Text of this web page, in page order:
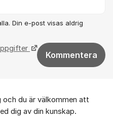
Din e-post visas aldrig
Kommentera
du är välkommen att
dig av din kunskap.